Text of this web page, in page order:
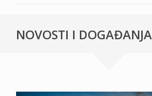
NOVOSTI I DOGAĐANJA